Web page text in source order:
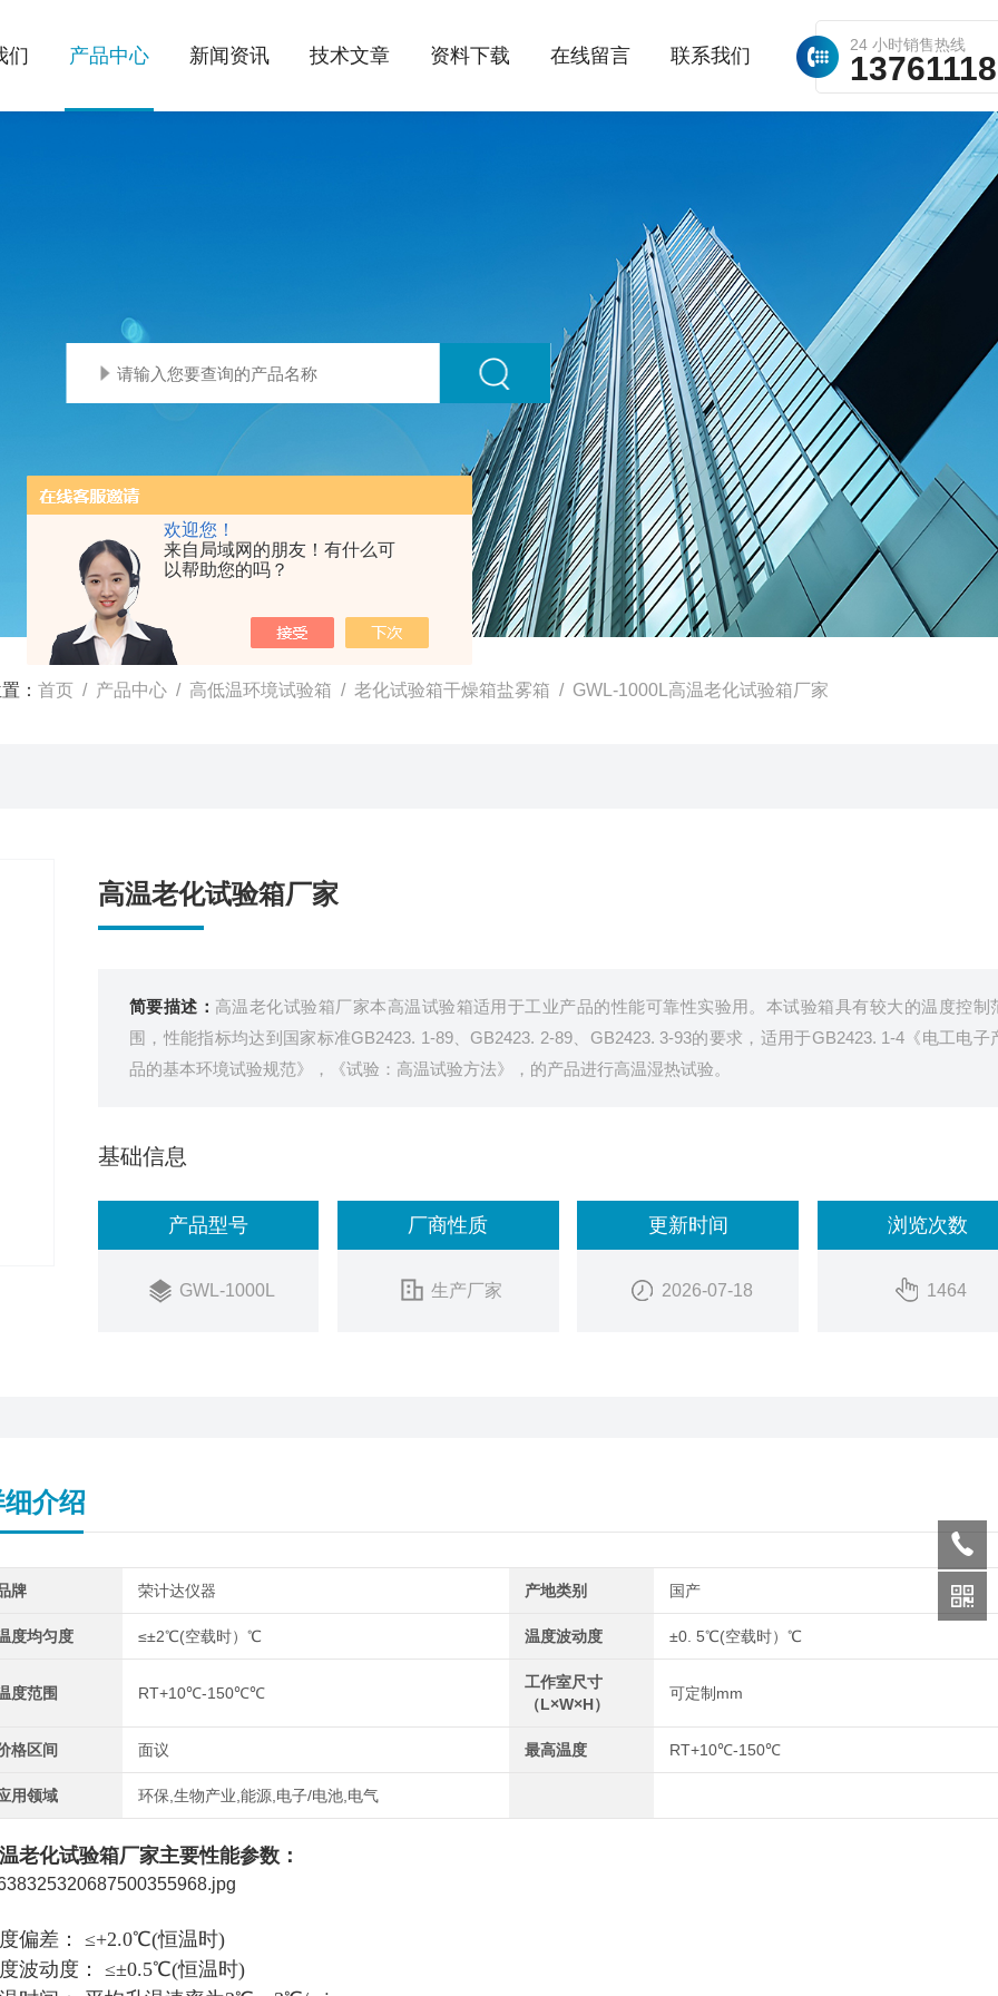
欢迎您！
来自局域网的朋友！有什么可
以帮助您的吗？
24 小时销售热线
们 产品中心 新闻资讯 技术文章 资料下载 在线留言 联系我们
： 首页 / 产品中心 / 高低温环境试验箱 / 老化试验箱干燥箱盐雾箱 / GWL-1000L高温老化试验箱厂家
高温老化试验箱厂家
简要描述： 高温老化试验箱厂家本高温试验箱适用于工业产品的性能可靠性实验用。本试验箱具有较大的温度控制
围，性能指标均达到国家标准GB2423. 1-89、GB2423. 2-89、GB2423. 3-93的要求，适用于GB2423. 1-4《电工电子
品的基本环境试验规范》，《试验：高温试验方法》，的产品进行高温湿热试验。
基础信息
产品型号
GWL-1000L
厂商性质
生产厂家
更新时间
2026-07-18
浏览次数
1464
介绍
牌 荣计达仪器 产地类别 国产
度均匀度 ≤±2℃(空载时）℃ 温度波动度 ±0. 5℃(空载时）℃
度范围 RT+10℃-150℃℃
工作室尺寸
（L×W×H）
可定制mm
格区间 面议 最高温度 RT+10℃-150℃
用领域 环保,生物产业,能源,电子/电池,电气
老化试验箱厂家主要性能参数：
偏差： ≤+2.0℃(恒温时)
波动度： ≤±0.5℃(恒温时)